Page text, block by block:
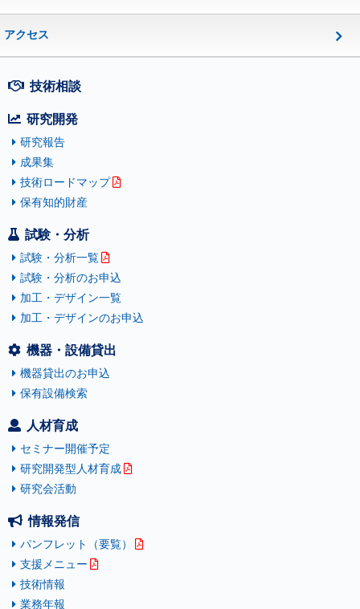
アクセス
技術相談
研究開発
研究報告
成果集
技術ロードマップ
保有知的財産
試験・分析
試験・分析一覧
試験・分析のお申込
加工・デザイン一覧
加工・デザインのお申込
機器・設備貸出
機器貸出のお申込
保有設備検索
人材育成
セミナー開催予定
研究開発型人材育成
研究会活動
情報発信
パンフレット（要覧）
支援メニュー
技術情報
業務年報